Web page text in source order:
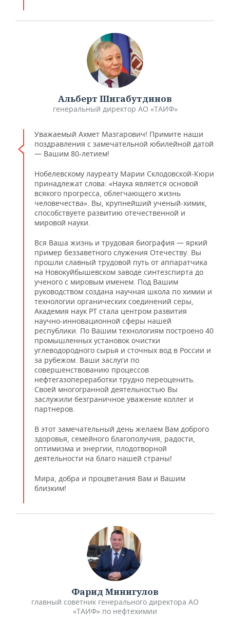
Альберт Шигабутдинов
генеральный директор АО «ТАИФ»
Уважаемый Ахмет Мазгарович! Примите наши
поздравления с замечательной юбилейной датой
— Вашим 80-летием!
Нобелевскому лауреату Марии Склодовской-Кюри
принадлежат слова: «Наука является основой
всякого прогресса, облегчающего жизнь
человечества». Вы, крупнейший ученый-химик,
способствуете развитию отечественной и
мировой науки.
Вся Ваша жизнь и трудовая биография — яркий
пример беззаветного служения Отечеству. Вы
прошли славный трудовой путь от аппаратчика
на Новокуйбышевском заводе синтезспирта до
ученого с мировым именем. Под Вашим
руководством создана научная школа по химии и
технологии органических соединений серы,
Академия наук РТ стала центром развития
научно-инновационной сферы нашей
республики. По Вашим технологиям построено 40
промышленных установок очистки
углеводородного сырья и сточных вод в России и
за рубежом. Ваши заслуги по
совершенствованию процессов
нефтегазопереработки трудно переоценить.
Своей многогранной деятельностью Вы
заслужили безграничное уважение коллег и
партнеров.
В этот замечательный день желаем Вам доброго
здоровья, семейного благополучия, радости,
оптимизма и энергии, плодотворной
деятельности на благо нашей страны!
Мира, добра и процветания Вам и Вашим
близким!
Фарид Минигулов
главный советник генерального директора АО
«ТАИФ» по нефтехимии